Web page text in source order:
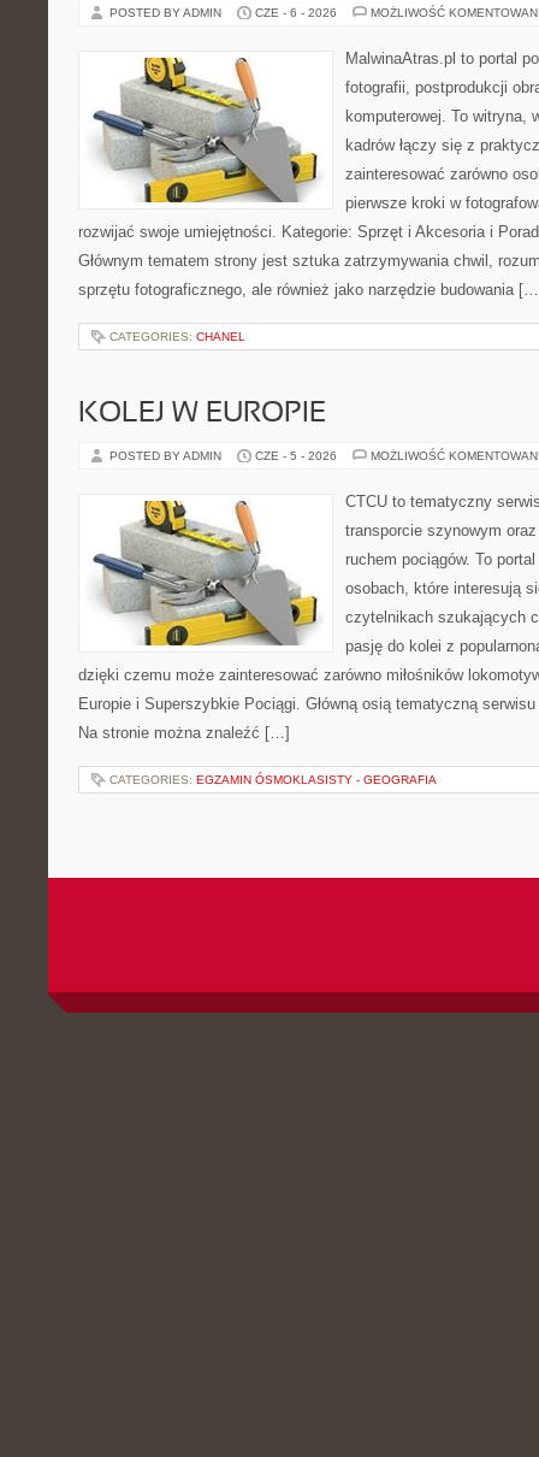
POSTED BY ADMIN CZE - 6 - 2026 MOŻLIWOŚĆ
MalwinaAtras.pl to portal
fotografii, postprodukcji
komputerowej. To witryna,
kadrów łączy się z
zainteresować zarówno
pierwsze kroki w
rozwijać swoje umiejętności. Kategorie: Sprzęt i Akcesoria i
Głównym tematem strony jest sztuka zatrzymywania chwil,
sprzętu fotograficznego, ale również jako narzędzie budowania
CATEGORIES: CHANEL
KOLEJ W EUROPIE
POSTED BY ADMIN CZE - 5 - 2026 MOŻLIWOŚĆ
CTCU to tematyczny
transporcie szynowym
ruchem pociągów. To
osobach, które interesują
czytelnikach szukających
pasję do kolei z
dzięki czemu może zainteresować zarówno miłośników
Europie i Superszybkie Pociągi. Główną osią tematyczną
Na stronie można znaleźć […]
CATEGORIES: EGZAMIN ÓSMOKLASISTY - GEOGRAFIA